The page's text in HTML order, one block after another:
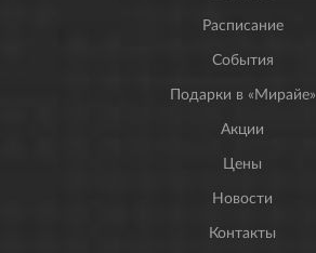
Расписание
События
Подарки в «Мирайе»
Акции
Цены
Новости
Контакты